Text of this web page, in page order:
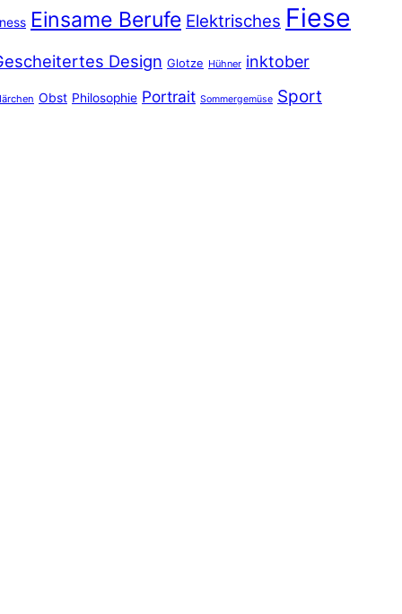
Einsame Berufe Elektrisches Fiese
Design Glotze Hühner inktober
Obst Philosophie Portrait Sommergemüse Sport